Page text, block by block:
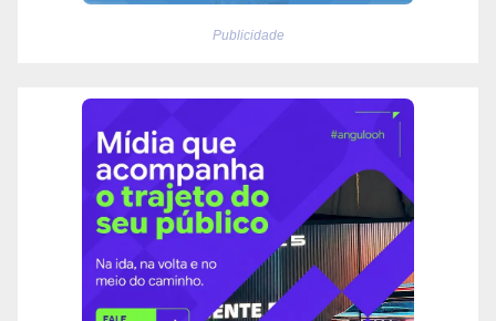
Publicidade